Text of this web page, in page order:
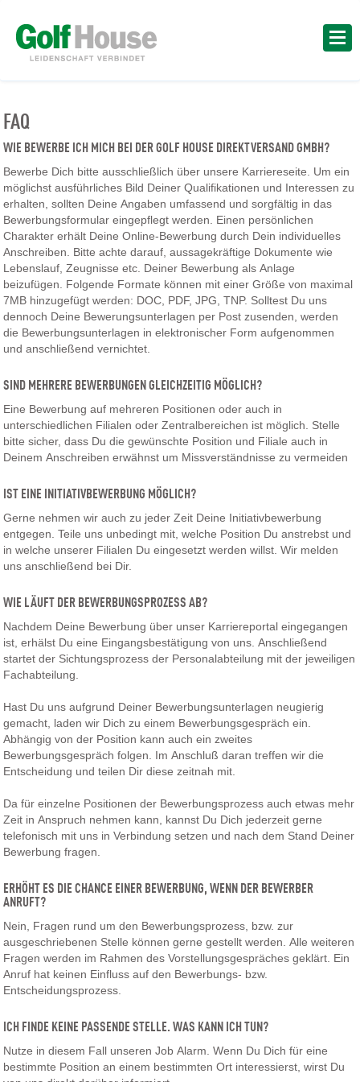
FAQ
WIE BEWERBE ICH MICH BEI DER GOLF HOUSE DIREKTVERSAND GMBH?
Bewerbe Dich bitte ausschließlich über unsere Karriereseite. Um ein
möglichst ausführliches Bild Deiner Qualifikationen und Interessen zu
erhalten, sollten Deine Angaben umfassend und sorgfältig in das
Bewerbungsformular eingepflegt werden. Einen persönlichen
Charakter erhält Deine Online-Bewerbung durch Dein individuelles
Anschreiben. Bitte achte darauf, aussagekräftige Dokumente wie
Lebenslauf, Zeugnisse etc. Deiner Bewerbung als Anlage
beizufügen. Folgende Formate können mit einer Größe von maximal
7MB hinzugefügt werden: DOC, PDF, JPG, TNP. Solltest Du uns
dennoch Deine Bewerungsunterlagen per Post zusenden, werden
die Bewerbungsunterlagen in elektronischer Form aufgenommen
und anschließend vernichtet.
SIND MEHRERE BEWERBUNGEN GLEICHZEITIG MÖGLICH?
Eine Bewerbung auf mehreren Positionen oder auch in
unterschiedlichen Filialen oder Zentralbereichen ist möglich. Stelle
bitte sicher, dass Du die gewünschte Position und Filiale auch in
Deinem Anschreiben erwähnst um Missverständnisse zu vermeiden
IST EINE INITIATIVBEWERBUNG MÖGLICH?
Gerne nehmen wir auch zu jeder Zeit Deine Initiativbewerbung
entgegen. Teile uns unbedingt mit, welche Position Du anstrebst und
in welche unserer Filialen Du eingesetzt werden willst. Wir melden
uns anschließend bei Dir.
WIE LÄUFT DER BEWERBUNGSPROZESS AB?
Nachdem Deine Bewerbung über unser Karriereportal eingegangen
ist, erhälst Du eine Eingangsbestätigung von uns. Anschließend
startet der Sichtungsprozess der Personalabteilung mit der jeweiligen
Fachabteilung.
Hast Du uns aufgrund Deiner Bewerbungsunterlagen neugierig
gemacht, laden wir Dich zu einem Bewerbungsgespräch ein.
Abhängig von der Position kann auch ein zweites
Bewerbungsgespräch folgen. Im Anschluß daran treffen wir die
Entscheidung und teilen Dir diese zeitnah mit.
Da für einzelne Positionen der Bewerbungsprozess auch etwas mehr
Zeit in Anspruch nehmen kann, kannst Du Dich jederzeit gerne
telefonisch mit uns in Verbindung setzen und nach dem Stand Deiner
Bewerbung fragen.
ERHÖHT ES DIE CHANCE EINER BEWERBUNG, WENN DER BEWERBER
ANRUFT?
Nein, Fragen rund um den Bewerbungsprozess, bzw. zur
ausgeschriebenen Stelle können gerne gestellt werden. Alle weiteren
Fragen werden im Rahmen des Vorstellungsgespräches geklärt. Ein
Anruf hat keinen Einfluss auf den Bewerbungs- bzw.
Entscheidungsprozess.
ICH FINDE KEINE PASSENDE STELLE. WAS KANN ICH TUN?
Nutze in diesem Fall unseren Job Alarm. Wenn Du Dich für eine
bestimmte Position an einem bestimmten Ort interessierst, wirst Du